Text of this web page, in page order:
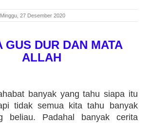
Minggu, 27 Desember 2020
GUS DUR DAN MATA
ALLAH
banyak yang tahu siapa itu
tidak semua kita tahu banyak
beliau. Padahal banyak cerita